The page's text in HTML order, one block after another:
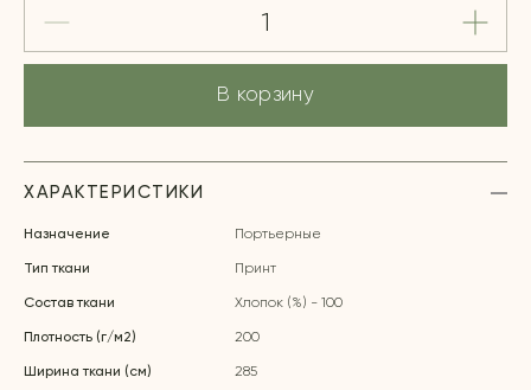
В корзину
ХАРАКТЕРИСТИКИ
Назначение Портьерные
Тип ткани Принт
Состав ткани Хлопок (%) - 100
Плотность (г/м2) 200
Ширина ткани (см) 285